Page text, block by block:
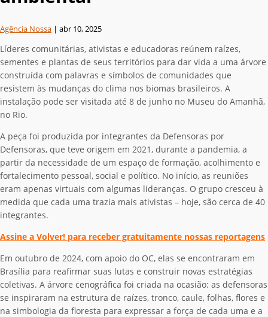
Agência Nossa | abr 10, 2025
Líderes comunitárias, ativistas e educadoras reúnem raízes,
sementes e plantas de seus territórios para dar vida a uma árvore
construída com palavras e símbolos de comunidades que
resistem às mudanças do clima nos biomas brasileiros. A
instalação pode ser visitada até 8 de junho no Museu do Amanhã,
no Rio.
A peça foi produzida por integrantes da Defensoras por
Defensoras, que teve origem em 2021, durante a pandemia, a
partir da necessidade de um espaço de formação, acolhimento e
fortalecimento pessoal, social e político. No início, as reuniões
eram apenas virtuais com algumas lideranças. O grupo cresceu à
medida que cada uma trazia mais ativistas – hoje, são cerca de 40
integrantes.
Assine a Volver! para receber gratuitamente nossas reportagens
Em outubro de 2024, com apoio do OC, elas se encontraram em
Brasília para reafirmar suas lutas e construir novas estratégias
coletivas. A árvore cenográfica foi criada na ocasião: as defensoras
se inspiraram na estrutura de raízes, tronco, caule, folhas, flores e
na simbologia da floresta para expressar a força de cada uma e a